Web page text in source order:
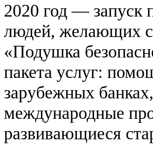
2020 год — запуск
людей, желающих
«Подушка
пакета услуг:
зарубежных
международные
развивающиеся